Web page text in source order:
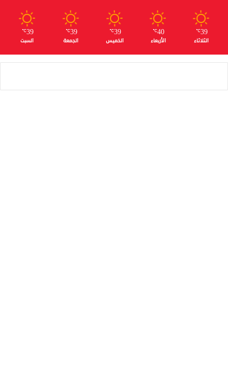
39
℃
الثلاثاء
40
℃
الأربعاء
39
℃
الخميس
39
℃
الجمعة
39
℃
السبت